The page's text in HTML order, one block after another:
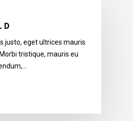
justo, eget ultrices mauris
tristique, mauris eu